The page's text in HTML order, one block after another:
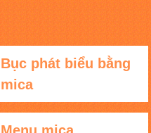
Bục phát biểu bằng
mica